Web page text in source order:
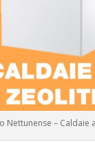
Nettunense – Caldaie